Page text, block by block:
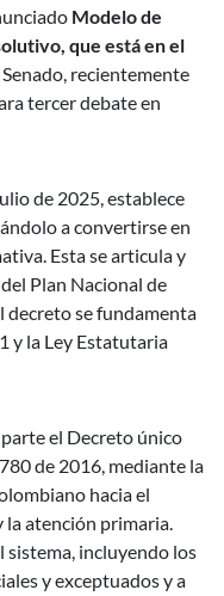
Modelo de
que está en el
Senado, recientemente
tercer debate en
de 2025, establece
a convertirse en
Esta se articula y
Plan Nacional de
decreto se fundamenta
y la Ley Estatutaria
el Decreto único
de 2016, mediante la
hacia el
la atención primaria.
sistema, incluyendo los
y exceptuados y a